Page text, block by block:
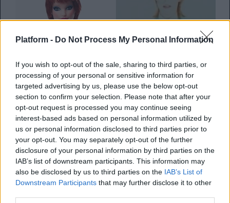
Platform - Do Not Process My Personal Information
If you wish to opt-out of the sale, sharing to third parties, or
processing of your personal or sensitive information for
targeted advertising by us, please use the below opt-out
section to confirm your selection. Please note that after your
opt-out request is processed you may continue seeing
interest-based ads based on personal information utilized by
us or personal information disclosed to third parties prior to
your opt-out. You may separately opt-out of the further
disclosure of your personal information by third parties on the
IAB’s list of downstream participants. This information may
also be disclosed by us to third parties on the IAB’s List of
Downstream Participants that may further disclose it to other
Η Mattel κυκλοφορεί ακόμη μια
Barbie-David Bowie για την 50η
επέτειο από την κυκλοφορία του
Hunky Dory
Δείτε φωτογραφίες της άκρως
συλλεκτικής εκδοχής της Barbie